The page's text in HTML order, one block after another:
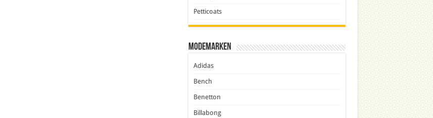
Petticoats
Modemarken
Adidas
Bench
Benetton
Billabong